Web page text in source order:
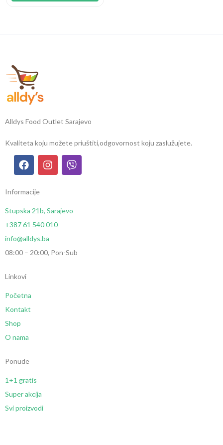
Alldys Food Outlet Sarajevo
Kvaliteta koju možete priuštiti,odgovornost koju zaslužujete.
Informacije
Stupska 21b, Sarajevo
+387 61 540 010
info@alldys.ba
08:00 – 20:00, Pon-Sub
Linkovi
Početna
Kontakt
Shop
O nama
Ponude
1+1 gratis
Super akcija
Svi proizvodi